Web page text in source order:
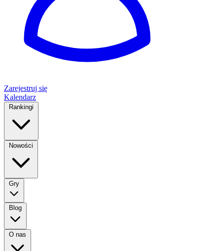
Zarejestruj się
Kalendarz
Rankingi
Nowości
Gry
Blog
O nas